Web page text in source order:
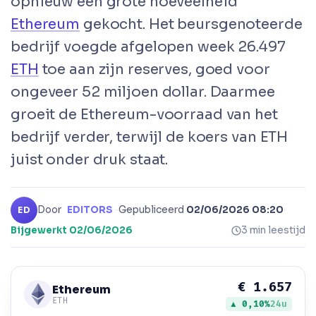
Ethereum gekocht. Het beursgenoteerde
bedrijf voegde afgelopen week 26.497
ETH toe aan zijn reserves, goed voor
ongeveer 52 miljoen dollar. Daarmee
groeit de Ethereum-voorraad van het
bedrijf verder, terwijl de koers van ETH
juist onder druk staat.
ED Door EDITORS ·Gepubliceerd 02/06/2026 08:20·
Bijgewerkt 02/06/2026 3 min leestijd
Ethereum
ETH
€ 1.657
▲ 0,10%24u